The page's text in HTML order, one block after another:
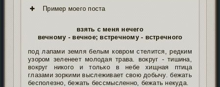
Пример моего поста
взять с меня нечего
вечному - вечное; встречному - встречного
под лапами земля белым ковром стелится, редким
узором зеленеет молодая трава. вокруг - тишина,
вокруг никого и только в небе хищная птица
глазами зоркими выслеживает свою добычу. бежать
бесполезно, бежать бессмысленно, бежать некуда.